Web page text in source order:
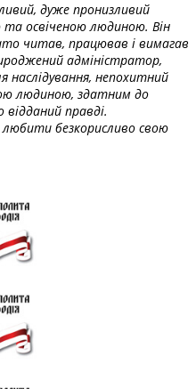
дуже пронизливий
та освіченою людиною. Він
читав, працював і вимагав
адміністратор,
наслідування, непохитний
людиною, здатним до
відданий правді.
любити безкорисливо свою